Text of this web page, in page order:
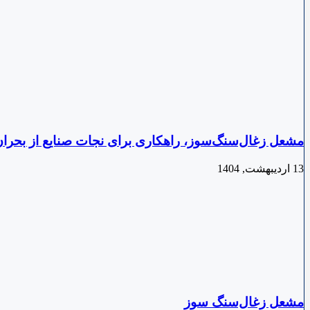
مشعل زغال‌سنگ‌سوز، راهکاری برای نجات صنایع از
13 اردیبهشت, 1404
مشعل زغال‌سنگ سوز